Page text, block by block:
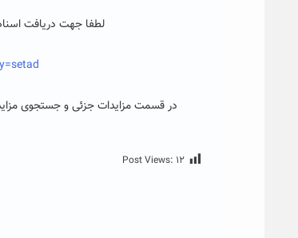
لطفا جهت دریافت
در قسمت مزایدات جزئی و جستجوی مزایده های دانشگاه
Post Views: ۱۲